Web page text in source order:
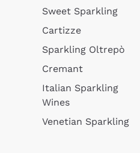
Sweet Sparkling
Cartizze
Sparkling Oltrepò
Cremant
Italian Sparkling
Wines
Venetian Sparkling